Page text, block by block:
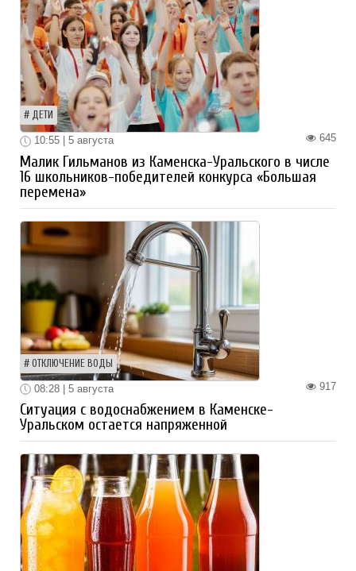
ДЕТИ
645
10:55 | 5 августа
Малик Гильманов из Каменска-Уральского в числе
16 школьников-победителей конкурса «Большая
перемена»
ОТКЛЮЧЕНИЕ ВОДЫ
917
08:28 | 5 августа
Ситуация с водоснабжением в Каменске-
Уральском остается напряженной